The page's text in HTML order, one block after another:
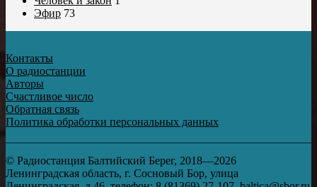
Эфир 73
Контакты
О радиостанции
Авторы
Счастливое число
Обратная связь
Политика обработки персональных данных
© Радиостанция Балтийский Берег, 2018—2026
Ленинградская область, г. Сосновый Бор, улица